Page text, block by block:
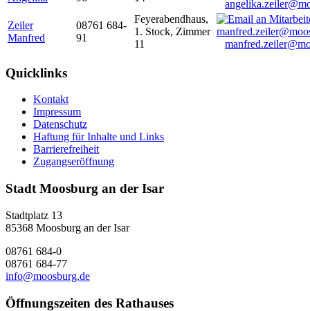
Zeiler
Manfred
08761 684-
91
Feyerabendhaus,
1. Stock, Zimmer
11
Quicklinks
Kontakt
Impressum
Datenschutz
Haftung für Inhalte und Links
Barrierefreiheit
Zugangseröffnung
Stadt Moosburg an der Isar
Stadtplatz 13
85368 Moosburg an der Isar
08761 684-0
08761 684-77
info@moosburg.de
Öffnungszeiten des Rathauses